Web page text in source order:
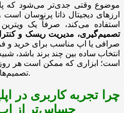
موضوع وقتی جدی‌تر می‌شود که
ارزهای دیجیتال ذاتا پرنوسان است
استفاده می‌کند، صرفاً یک
تصمیم‌گیری، مدیریت ریسک و
صرافی یا اپ مناسب برای خرید و
انتخاب ساده بین چند برند باشد،
است؛ ابزاری که ممکن است هر
تصمیم‌های سریع واقعی درگیرش شویم.
چرا تجربه کاربری در
حساس‌تر از